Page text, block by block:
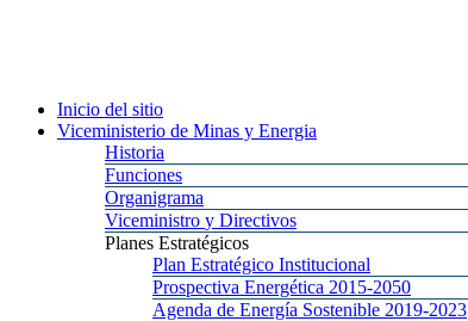
Inicio del sitio
Viceministerio de Minas y Energia
Historia
Funciones
Organigrama
Viceministro y Directivos
Planes Estratégicos
Plan Estratégico Institucional
Prospectiva Energética 2015-2050
Agenda de Energía Sostenible 2019-2023